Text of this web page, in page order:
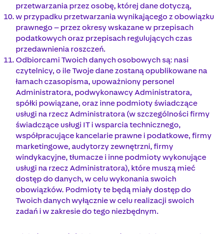
przetwarzania przez osobę, której dane dotyczą,
w przypadku przetwarzania wynikającego z obowiązku
prawnego – przez okresy wskazane w przepisach
podatkowych oraz przepisach regulujących czas
przedawnienia roszczeń.
Odbiorcami Twoich danych osobowych są: nasi
czytelnicy, o ile Twoje dane zostaną opublikowane na
łamach czasopisma, upoważniony personel
Administratora, podwykonawcy Administratora,
spółki powiązane, oraz inne podmioty świadczące
usługi na rzecz Administratora (w szczególności firmy
świadczące usługi IT i wsparcia technicznego,
współpracujące kancelarie prawne i podatkowe, firmy
marketingowe, audytorzy zewnętrzni, firmy
windykacyjne, tłumacze i inne podmioty wykonujące
usługi na rzecz Administratora), które muszą mieć
dostęp do danych, w celu wykonania swoich
obowiązków. Podmioty te będą miały dostęp do
Twoich danych wyłącznie w celu realizacji swoich
zadań i w zakresie do tego niezbędnym.